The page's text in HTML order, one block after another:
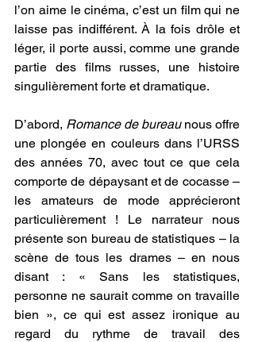
l’on aime le cinéma, c’est un film qui ne
laisse pas indifférent. À la fois drôle et
léger, il porte aussi, comme une grande
partie des films russes, une histoire
singulièrement forte et dramatique.
D’abord, Romance de bureau nous offre
une plongée en couleurs dans l’URSS
des années 70, avec tout ce que cela
comporte de dépaysant et de cocasse –
les amateurs de mode apprécieront
particulièrement ! Le narrateur nous
présente son bureau de statistiques – la
scène de tous les drames – en nous
disant : « Sans les statistiques,
personne ne saurait comme on travaille
bien », ce qui est assez ironique au
regard du rythme de travail des